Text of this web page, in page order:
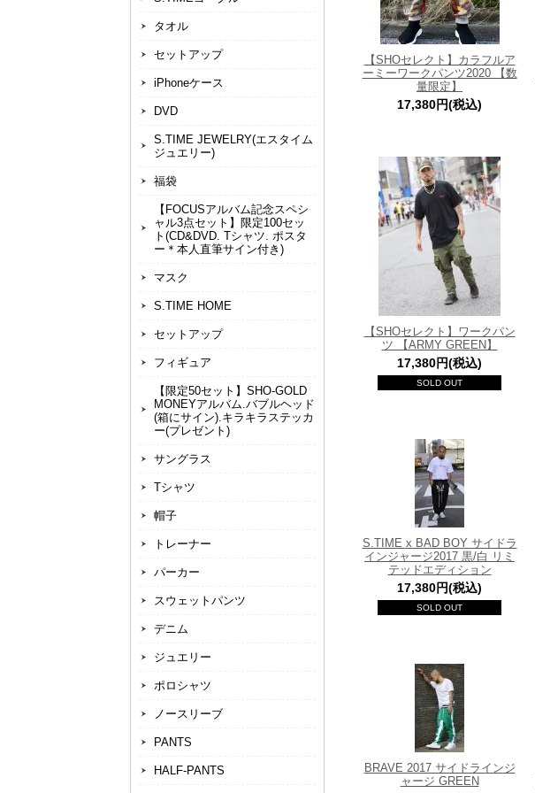
タオル
セットアップ
iPhoneケース
DVD
S.TIME JEWELRY(エスタイム
ジュエリー)
福袋
【FOCUSアルバム記念スペシ
ャル3点セット】限定100セッ
ト(CD&DVD. Tシャツ. ポスタ
ー＊本人直筆サイン付き)
マスク
S.TIME HOME
セットアップ
フィギュア
【限定50セット】SHO-GOLD
MONEYアルバム.バブルヘッド
(箱にサイン).キラキラステッカ
ー(プレゼント)
サングラス
Tシャツ
帽子
トレーナー
パーカー
スウェットパンツ
デニム
ジュエリー
ポロシャツ
ノースリーブ
PANTS
HALF-PANTS
【SHOセレクト】カラフルア
ーミーワークパンツ2020 【数
量限定】
17,380円(税込)
【SHOセレクト】ワークパン
ツ 【ARMY GREEN】
17,380円(税込)
SOLD OUT
S.TIME x BAD BOY サイドラ
インジャージ2017 黒/白 リミ
テッドエディション
17,380円(税込)
SOLD OUT
BRAVE 2017 サイドラインジ
ャージ GREEN